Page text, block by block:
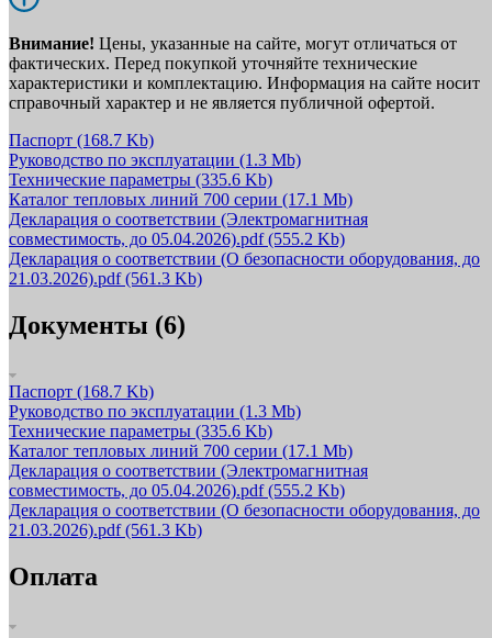
Внимание! Цены, указанные на сайте, могут отличаться от
фактических. Перед покупкой уточняйте технические
характеристики и комплектацию. Информация на сайте носит
справочный характер и не является публичной офертой.
Паспорт (168.7 Kb)
Руководство по эксплуатации (1.3 Mb)
Технические параметры (335.6 Kb)
Каталог тепловых линий 700 серии (17.1 Mb)
Декларация о соответствии (Электромагнитная
совместимость, до 05.04.2026).pdf(555.2 Kb)
Декларация о соответствии (О безопасности оборудования, до
21.03.2026).pdf(561.3 Kb)
Документы (6)
Паспорт (168.7 Kb)
Руководство по эксплуатации (1.3 Mb)
Технические параметры (335.6 Kb)
Каталог тепловых линий 700 серии (17.1 Mb)
Декларация о соответствии (Электромагнитная
совместимость, до 05.04.2026).pdf(555.2 Kb)
Декларация о соответствии (О безопасности оборудования, до
21.03.2026).pdf(561.3 Kb)
Оплата